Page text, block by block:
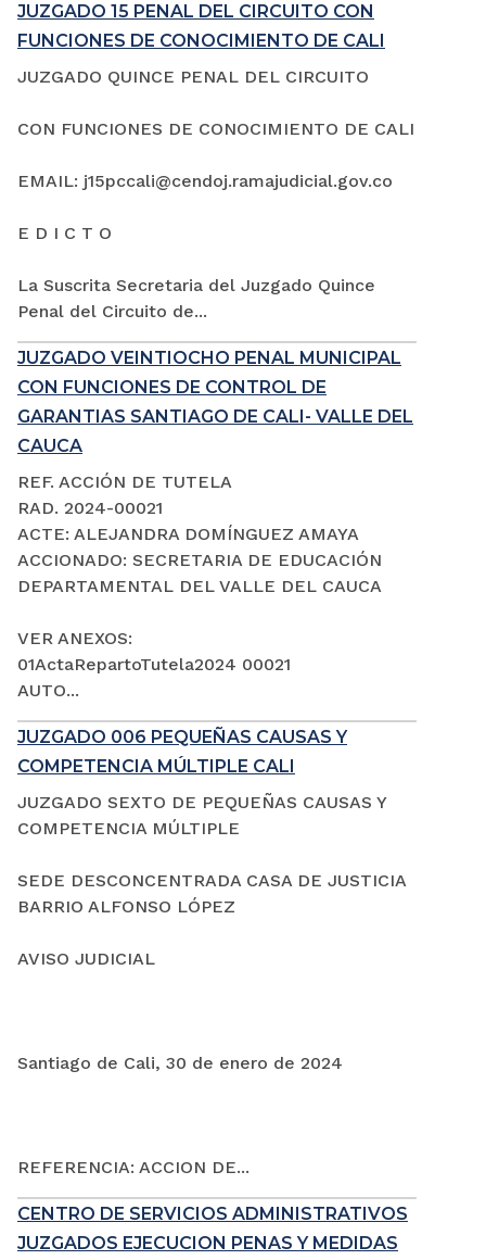
JUZGADO 15 PENAL DEL CIRCUITO CON
FUNCIONES DE CONOCIMIENTO DE CALI
JUZGADO QUINCE PENAL DEL CIRCUITO
CON FUNCIONES DE CONOCIMIENTO DE CALI
EMAIL: j15pccali@cendoj.ramajudicial.gov.co
E D I C T O
La Suscrita Secretaria del Juzgado Quince
Penal del Circuito de...
JUZGADO VEINTIOCHO PENAL MUNICIPAL
CON FUNCIONES DE CONTROL DE
GARANTIAS SANTIAGO DE CALI- VALLE DEL
CAUCA
REF. ACCIÓN DE TUTELA
RAD. 2024-00021
ACTE: ALEJANDRA DOMÍNGUEZ AMAYA
ACCIONADO: SECRETARIA DE EDUCACIÓN
DEPARTAMENTAL DEL VALLE DEL CAUCA
VER ANEXOS:
01ActaRepartoTutela2024 00021
AUTO...
JUZGADO 006 PEQUEÑAS CAUSAS Y
COMPETENCIA MÚLTIPLE CALI
JUZGADO SEXTO DE PEQUEÑAS CAUSAS Y
COMPETENCIA MÚLTIPLE
SEDE DESCONCENTRADA CASA DE JUSTICIA
BARRIO ALFONSO LÓPEZ
AVISO JUDICIAL
Santiago de Cali, 30 de enero de 2024
REFERENCIA: ACCION DE...
CENTRO DE SERVICIOS ADMINISTRATIVOS
JUZGADOS EJECUCION PENAS Y MEDIDAS